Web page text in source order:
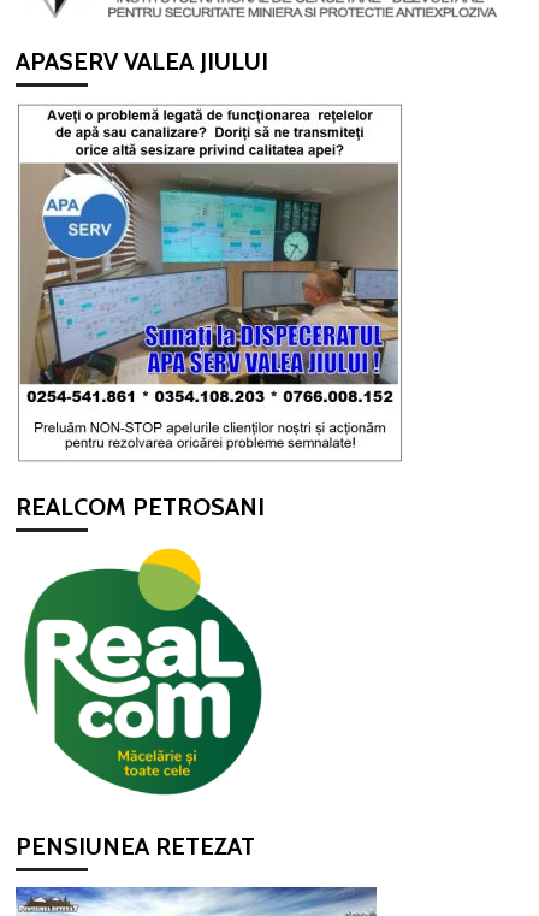
APASERV VALEA JIULUI
REALCOM PETROSANI
PENSIUNEA RETEZAT